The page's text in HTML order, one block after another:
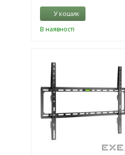
У кошик
В наявності